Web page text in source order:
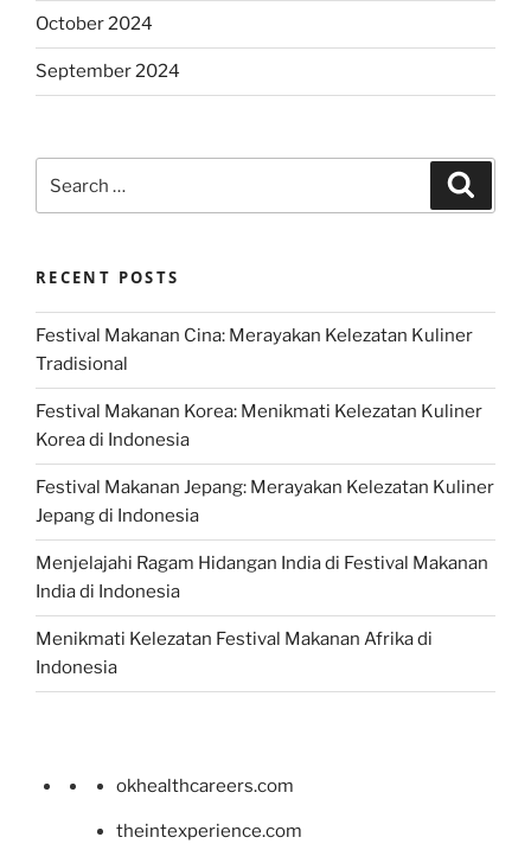
October 2024
September 2024
for:
RECENT POSTS
Festival Makanan Cina: Merayakan Kelezatan Kuliner
Tradisional
Festival Makanan Korea: Menikmati Kelezatan Kuliner
Korea di Indonesia
Festival Makanan Jepang: Merayakan Kelezatan Kuliner
Jepang di Indonesia
Menjelajahi Ragam Hidangan India di Festival Makanan
India di Indonesia
Menikmati Kelezatan Festival Makanan Afrika di
Indonesia
okhealthcareers.com
theintexperience.com